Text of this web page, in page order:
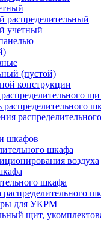
распределительный
учетный
(пустой)
конструкции
распределительного
шкафов
шкафа
воздуха
шкафа
распределительного
для УКРМ
щит,